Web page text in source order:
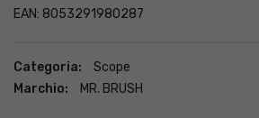
EAN: 8053291980287
Categoria:
Scope
Marchio:
MR. BRUSH